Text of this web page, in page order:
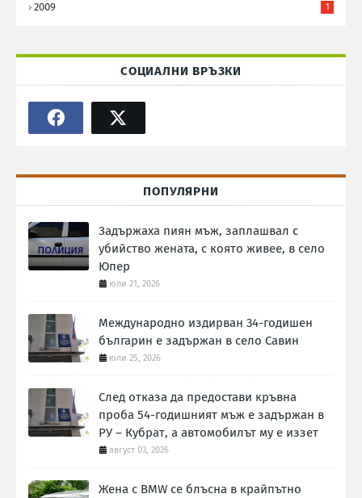
2009 1
СОЦИАЛНИ ВРЪЗКИ
ПОПУЛЯРНИ
Задържаха пиян мъж, заплашвал с
убийство жената, с която живее, в село
Юпер
юли 21, 2026
Международно издирван 34-годишен
българин е задържан в село Савин
юли 25, 2026
След отказа да предостави кръвна
проба 54-годишният мъж е задържан в
РУ – Кубрат, а автомобилът му е иззет
август 03, 2026
Жена с BMW се блъсна в крайпътно